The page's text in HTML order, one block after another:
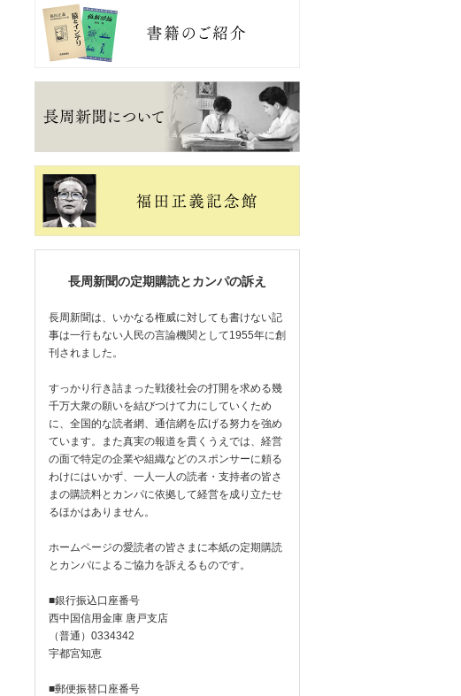
長周新聞の定期購読とカンパの訴え
長周新聞は、いかなる権威に対しても書けない記
事は一行もない人民の言論機関として1955年に創
刊されました。
すっかり行き詰まった戦後社会の打開を求める幾
千万大衆の願いを結びつけて力にしていくため
に、全国的な読者網、通信網を広げる努力を強め
ています。また真実の報道を貫くうえでは、経営
の面で特定の企業や組織などのスポンサーに頼る
わけにはいかず、一人一人の読者・支持者の皆さ
まの購読料とカンパに依拠して経営を成り立たせ
るほかはありません。
ホームページの愛読者の皆さまに本紙の定期購読
とカンパによるご協力を訴えるものです。
■銀行振込口座番号
西中国信用金庫 唐戸支店
（普通）0334342
宇都宮知恵
■郵便振替口座番号